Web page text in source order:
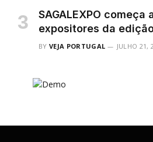
SAGALEXPO começa
expositores da
BY VEJA PORTUGAL JULHO 21,